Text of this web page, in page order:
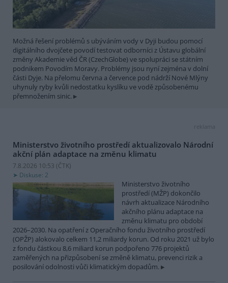
Možná řešení problémů s ubýváním vody v Dyji budou pomocí
digitálního dvojčete povodí testovat odborníci z Ústavu globální
změny Akademie věd ČR (CzechGlobe) ve spolupráci se státním
podnikem Povodím Moravy. Problémy jsou nyní zejména v dolní
části Dyje. Na přelomu června a července pod nádrží Nové Mlýny
uhynuly ryby kvůli nedostatku kyslíku ve vodě způsobenému
přemnožením sinic.
reklama
Ministerstvo životního prostředí aktualizovalo Národní
akční plán adaptace na změnu klimatu
7.8.2026 10:53 (ČTK)
Diskuse: 2
Ministerstvo životního
prostředí (MŽP) dokončilo
návrh aktualizace Národního
akčního plánu adaptace na
změnu klimatu pro období
2026–2030. Na opatření z Operačního fondu životního prostředí
(OPŽP) alokovalo celkem 11,2 miliardy korun. Od roku 2021 už bylo
z fondu částkou 8,6 miliard korun podpořeno 776 projektů
zaměřených na přizpůsobení se změně klimatu, prevenci rizik a
posilování odolnosti vůči klimatickým dopadům.